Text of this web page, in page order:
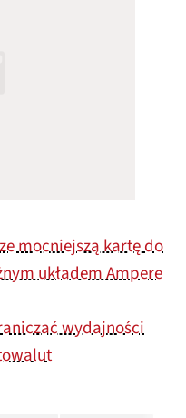
mocniejszą kartę do
układem Ampere
wydajności